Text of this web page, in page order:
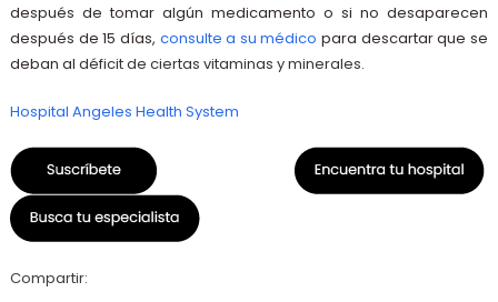
después de tomar algún medicamento o si no desaparecen
después de 15 días, consulte a su médico para descartar que se
deban al déficit de ciertas vitaminas y minerales.
Hospital Angeles Health System
Compartir: